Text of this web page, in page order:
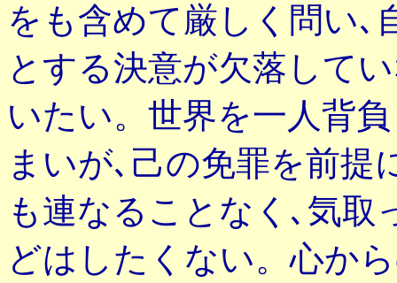
をも含めて厳しく問い､
とする決意が欠落して
いたい。世界を一人背
まいが､己の免罪を前提
も連なることなく､気
どはしたくない。心か